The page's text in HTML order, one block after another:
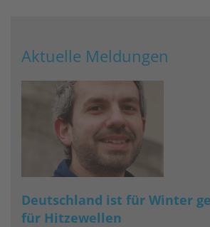
Aktuelle Meldungen
Deutschland ist für Winter
für Hitzewellen